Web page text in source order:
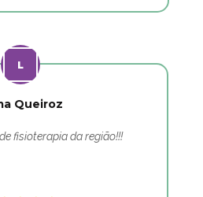
Queiroz
fisioterapia da região!!!